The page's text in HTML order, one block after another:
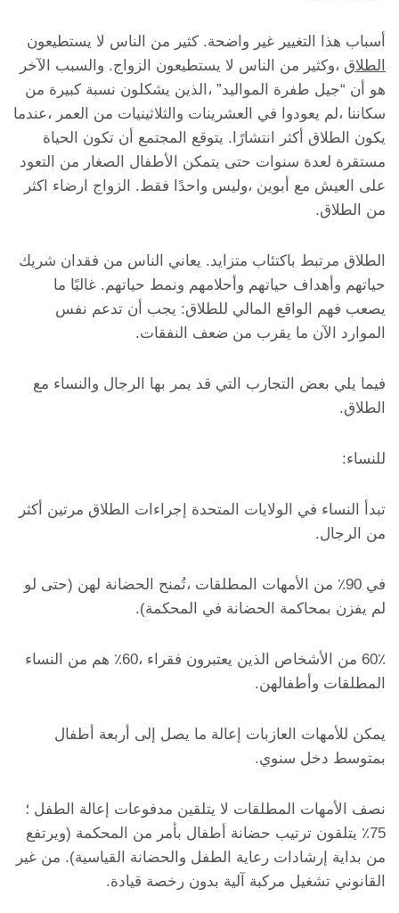
أسباب هذا التغيير غير واضحة. كثير من الناس لا يستطيعون
الطلاق ،وكثير من الناس لا يستطيعون الزواج. والسبب الآخر
هو أن “جيل طفرة المواليد” ،الذين يشكلون نسبة كبيرة من
سكاننا ،لم يعودوا في العشرينات والثلاثينيات من العمر ،عندما
يكون الطلاق أكثر انتشارًا. يتوقع المجتمع أن تكون الحياة
مستقرة لعدة سنوات حتى يتمكن الأطفال الصغار من التعود
على العيش مع أبوين ،وليس واحدًا فقط. الزواج ارضاء اكثر
من الطلاق.
الطلاق مرتبط باكتئاب متزايد. يعاني الناس من فقدان شريك
حياتهم وأهداف حياتهم وأحلامهم ونمط حياتهم. غالبًا ما
يصعب فهم الواقع المالي للطلاق: يجب أن تدعم نفس
الموارد الآن ما يقرب من ضعف النفقات.
فيما يلي بعض التجارب التي قد يمر بها الرجال والنساء مع
الطلاق.
للنساء:
تبدأ النساء في الولايات المتحدة إجراءات الطلاق مرتين أكثر
من الرجال.
في 90٪ من الأمهات المطلقات ،تُمنح الحضانة لهن (حتى لو
لم يفزن بمحاكمة الحضانة في المحكمة).
60٪ من الأشخاص الذين يعتبرون فقراء ،60٪ هم من النساء
المطلقات وأطفالهن.
يمكن للأمهات العازبات إعالة ما يصل إلى أربعة أطفال
بمتوسط ​​دخل سنوي.
نصف الأمهات المطلقات لا يتلقين مدفوعات إعالة الطفل ؛
75٪ يتلقون ترتيب حضانة أطفال بأمر من المحكمة (ويرتفع
من بداية إرشادات رعاية الطفل والحضانة القياسية). من غير
القانوني تشغيل مركبة آلية بدون رخصة قيادة.